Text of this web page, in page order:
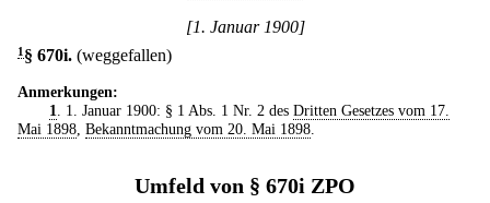
[1. Januar 1900]
1 § 670i. (weggefallen)
Anmerkungen:
1
. 1. Januar 1900: § 1 Abs. 1 Nr. 2 des Dritten Gesetzes vom 17.
Mai 1898 Bekanntmachung vom 20. Mai 1898
Umfeld von § 670i ZPO